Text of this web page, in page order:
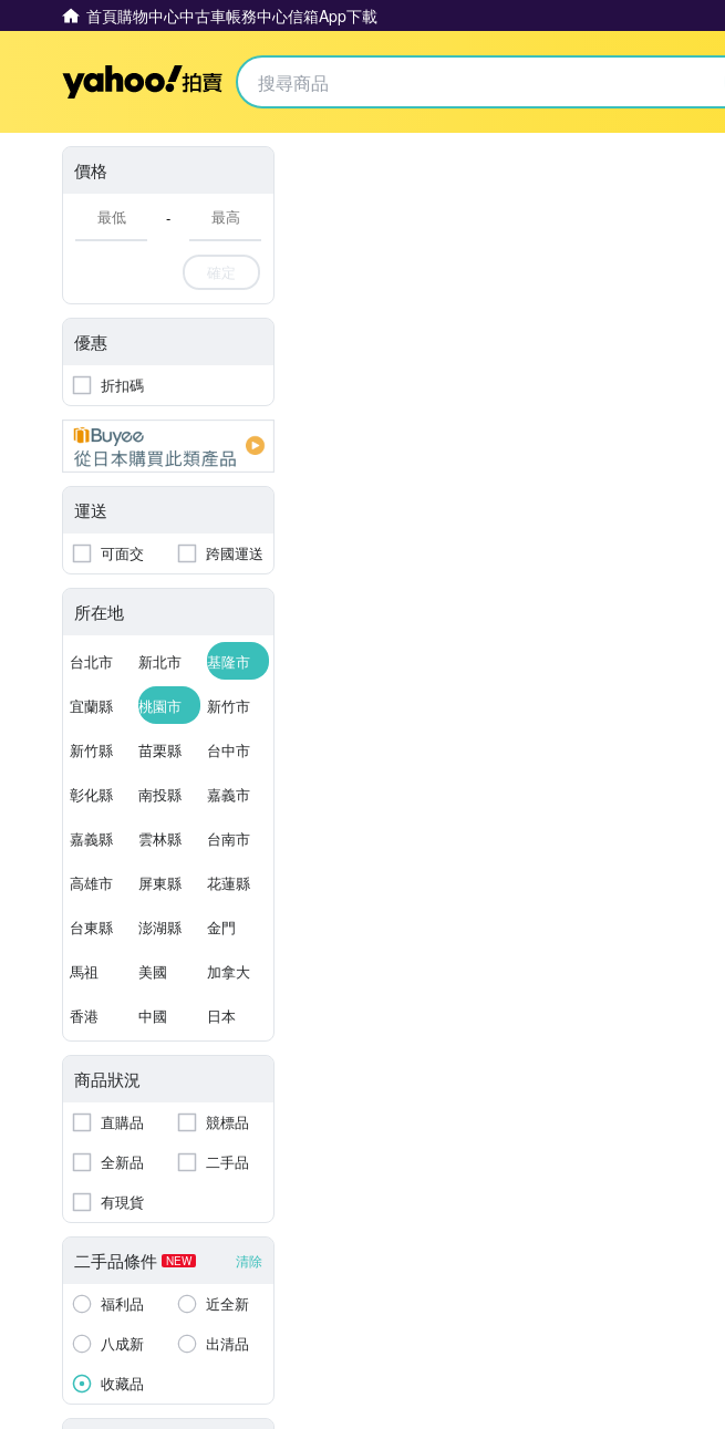
首頁購物中心中古車帳務中心信箱App下載
Yahoo拍賣
價格
-
確定
優惠
折扣碼
運送
可面交 跨國運送
所在地
台北市 新北市 基隆市
宜蘭縣 桃園市 新竹市
新竹縣 苗栗縣 台中市
彰化縣 南投縣 嘉義市
嘉義縣 雲林縣 台南市
高雄市 屏東縣 花蓮縣
台東縣 澎湖縣 金門
馬祖 美國 加拿大
香港 中國 日本
商品狀況
直購品
競標品
全新品
二手品
有現貨
二手品條件 NEW 清除
福利品
近全新
八成新
出清品
收藏品